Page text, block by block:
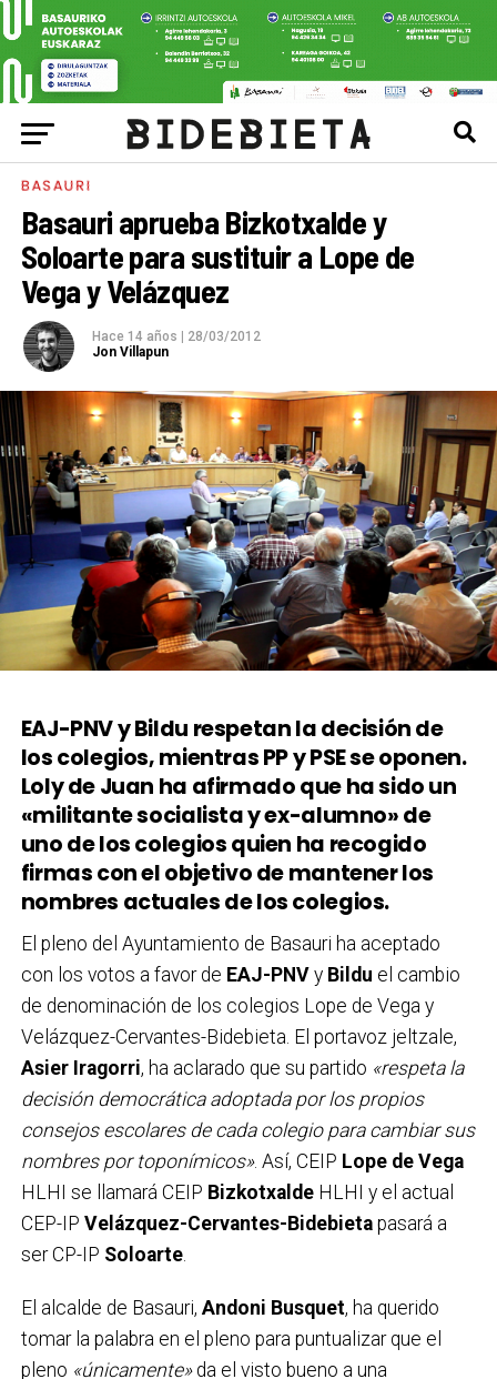
BASAURI
Basauri aprueba Bizkotxalde y
Soloarte para sustituir a Lope de
Vega y Velázquez
Hace 14 años
28/03/2012
Jon Villapun
EAJ-PNV y Bildu respetan la decisión de
los colegios, mientras PP y PSE se oponen.
Loly de Juan ha afirmado que ha sido un
«militante socialista y ex-alumno» de
uno de los colegios quien ha recogido
firmas con el objetivo de mantener los
nombres actuales de los colegios.
El pleno del Ayuntamiento de Basauri ha aceptado
con los votos a favor de EAJ-PNVyBildu el cambio
de denominación de los colegios Lope de Vega y
Velázquez-Cervantes-Bidebieta. El portavoz jeltzale,
Asier Iragorri, ha aclarado que su partido «respeta la
decisión democrática adoptada por los propios
consejos escolares de cada colegio para cambiar sus
nombres por toponímicos». Así, CEIP Lope de Vega
HLHI se llamará CEIP BizkotxaldeHLHI y el actual
CEP-IP Velázquez-Cervantes-Bidebietapasará a
ser CP-IP Soloarte.
El alcalde de Basauri, Andoni Busquet, ha querido
tomar la palabra en el pleno para puntualizar que el
pleno «únicamente»da el visto bueno a una